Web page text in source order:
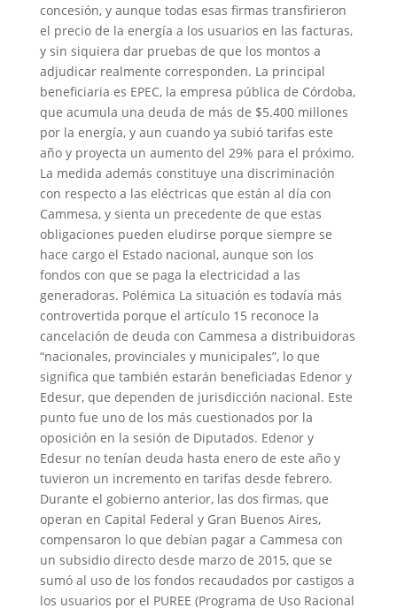
concesión, y aunque todas esas firmas transfirieron
el precio de la energía a los usuarios en las facturas,
y sin siquiera dar pruebas de que los montos a
adjudicar realmente corresponden. La principal
beneficiaria es EPEC, la empresa pública de Córdoba,
que acumula una deuda de más de $5.400 millones
por la energía, y aun cuando ya subió tarifas este
año y proyecta un aumento del 29% para el próximo.
La medida además constituye una discriminación
con respecto a las eléctricas que están al día con
Cammesa, y sienta un precedente de que estas
obligaciones pueden eludirse porque siempre se
hace cargo el Estado nacional, aunque son los
fondos con que se paga la electricidad a las
generadoras. Polémica La situación es todavía más
controvertida porque el artículo 15 reconoce la
cancelación de deuda con Cammesa a distribuidoras
“nacionales, provinciales y municipales”, lo que
significa que también estarán beneficiadas Edenor y
Edesur, que dependen de jurisdicción nacional. Este
punto fue uno de los más cuestionados por la
oposición en la sesión de Diputados. Edenor y
Edesur no tenían deuda hasta enero de este año y
tuvieron un incremento en tarifas desde febrero.
Durante el gobierno anterior, las dos firmas, que
operan en Capital Federal y Gran Buenos Aires,
compensaron lo que debían pagar a Cammesa con
un subsidio directo desde marzo de 2015, que se
sumó al uso de los fondos recaudados por castigos a
los usuarios por el PUREE (Programa de Uso Racional